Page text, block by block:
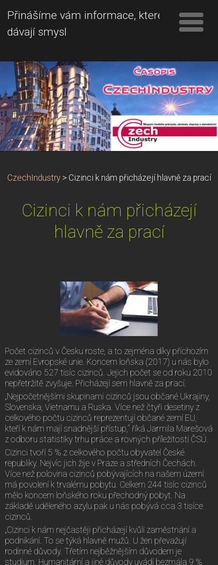
Přinášíme vám informace, které
dávají smysl
CzechIndustry > Cizinci k nám přicházejí hlavně za prací
Cizinci k nám přicházejí
hlavně za prací
Počet cizinců v Česku roste, a to zejména díky příchozím
ze zemí Evropské unie. Koncem loňska (2017) u nás bylo
evidováno 527 tisíc cizinců. Jejich počet se od roku 2010
nepřetržitě zvyšuje. Přicházejí sem hlavně za prací.
„Nejpočetnějšími skupinami cizinců jsou občané Ukrajiny,
Slovenska, Vietnamu a Ruska. Více než čtyři desetiny z
celkového počtu cizinců reprezentují občané zemí EU,
kteří k nám mají snadnější přístup,“ říká Jarmila Marešová
z odboru statistiky trhu práce a rovných příležitostí ČSÚ.
Cizinci tvoří 5 % z celkového počtu obyvatel České
republiky. Nejvíc jich žije v Praze a středních Čechách.
Více než polovina cizinců pobývajících na našem území
má povolení k trvalému pobytu. Celkem 244 tisíc cizinců
mělo koncem loňského roku přechodný pobyt. Na
základě uděleného azylu pak u nás pobývá cca 3 tisíce
cizinců.
„Cizinci k nám nejčastěji přicházejí kvůli zaměstnání a
podnikání. To se týká hlavně mužů. U žen převažují
rodinné důvody. Třetím nejběžnějším důvodem je
studium. Humanitární a jiné důvody uvádí bezmála 9 %